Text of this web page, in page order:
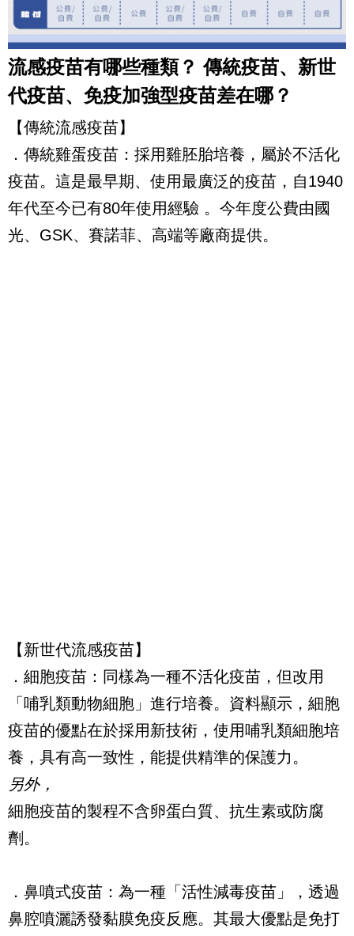
流感疫苗有哪些種類？ 傳統疫苗、新世
代疫苗、免疫加強型疫苗差在哪？
【傳統流感疫苗】
．傳統雞蛋疫苗：採用雞胚胎培養，屬於不活化
疫苗。這是最早期、使用最廣泛的疫苗，自1940
年代至今已有80年使用經驗 。今年度公費由國
光、GSK、賽諾菲、高端等廠商提供。
【新世代流感疫苗】
．細胞疫苗：同樣為一種不活化疫苗，但改用
「哺乳類動物細胞」進行培養。資料顯示，細胞
疫苗的優點在於採用新技術，使用哺乳類細胞培
養，具有高一致性，能提供精準的保護力。
另外，
細胞疫苗的製程不含卵蛋白質、抗生素或防腐
劑。
．鼻噴式疫苗：為一種「活性減毒疫苗」，透過
鼻腔噴灑誘發黏膜免疫反應。其最大優點是免打